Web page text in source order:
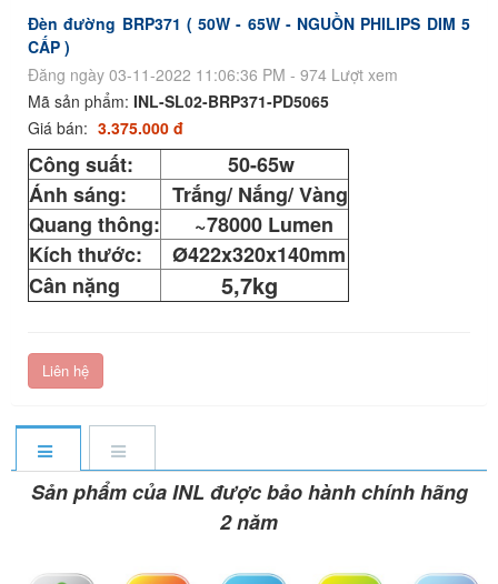
Đèn đường BRP371 ( 50W - 65W - NGUỒN PHILIPS DIM 5
CẤP )
Đăng ngày 03-11-2022 11:06:36 PM - 974 Lượt xem
Mã sản phẩm: INL-SL02-BRP371-PD5065
Giá bán: 3.375.000 đ
Công suất:
50-65w
Ánh sáng:
Trắng/ Nắng/ Vàng
Quang thông: ~78000 Lumen
Kích thước:
Ø422x320x140mm
Cân nặng
5,7kg
Liên hệ
Sản phẩm của INL được bảo hành chính hãng
2 năm